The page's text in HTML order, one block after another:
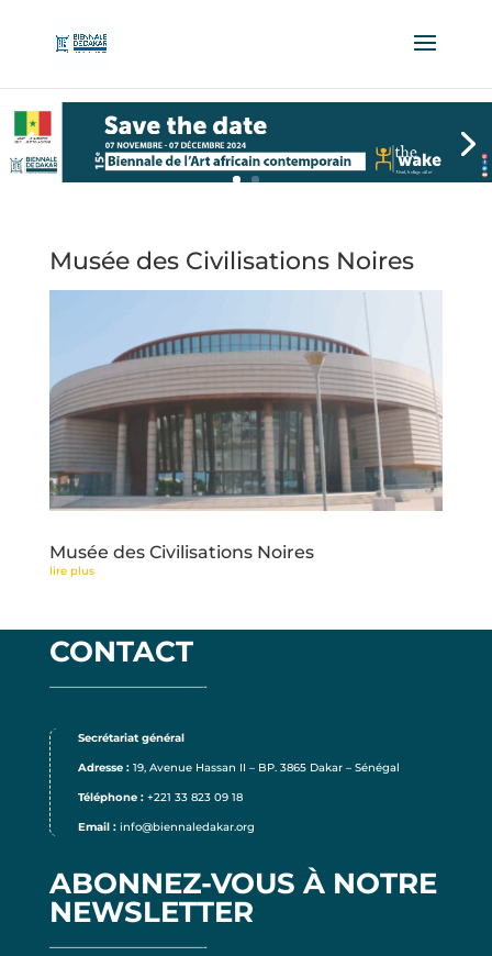
Musée des Civilisations Noires
Musée des Civilisations Noires
lire plus
CONTACT
——————————————-
Secrétariat général
Adresse : 19, Avenue Hassan II – BP. 3865 Dakar – Sénégal
Téléphone : +221 33 823 09 18
Email : info@biennaledakar.org
ABONNEZ-VOUS À NOTRE
NEWSLETTER
——————————————-